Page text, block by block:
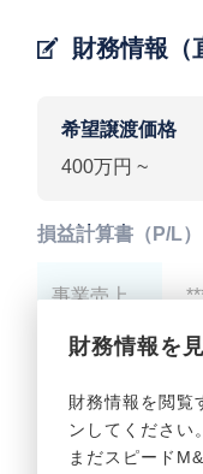
財務情報（
希望譲渡価格
400万円 ~
財務情報を
財務情報を閲覧
ンしてください。
まだスピード
損益計算書（P/L）
事業売上
事業利益
貸借対照表（B/S）